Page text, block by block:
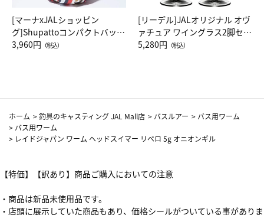
[マーナxJALショッピン
グ]Shupattoコンパクトバッグ
Drop JAL客室乗務員（LC）ス
3,960円 （税込）
[リーデル]JALオリジナル オヴ
ァチュア ワイングラス2脚セッ
ト（レッドワイン）
5,280円 （税込）
ホーム >釣具のキャスティング JAL Mall店 > バスルアー > バス用ワーム
> バス用ワーム
> レイドジャパン ワーム ヘッドスイマー リベロ 5g オニオンギル
【特価】【訳あり】商品ご購入においての注意
・商品は新品未使用品です。
・店頭に展示していた商品もあり、価格シールがついている事がありま